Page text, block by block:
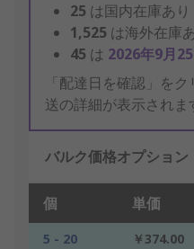
25 は国内在庫あり
1,525 は海外在庫
45 は 2026年9月
「配達日を確認」を
送の詳細が表示されま
バルク価格オプション
個 単価
5 - 20 ￥374.00